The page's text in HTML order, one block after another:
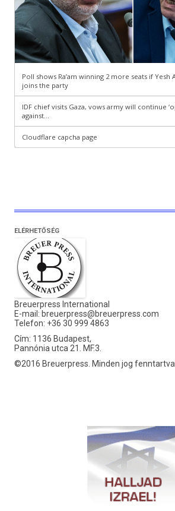
ELÉRHETŐSÉG
Breuerpress International
E-mail: breuerpress@breuerpress.com
Telefon: +36 30 999 4863
Cím: 1136 Budapest,
Pannónia utca 21. MF.3.
©2016 Breuerpress. Minden jog fenntartva.